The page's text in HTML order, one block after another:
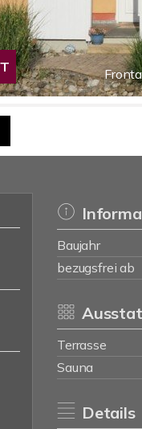
Baujahr
bezugsfrei ab
Terrasse
Sauna
Details